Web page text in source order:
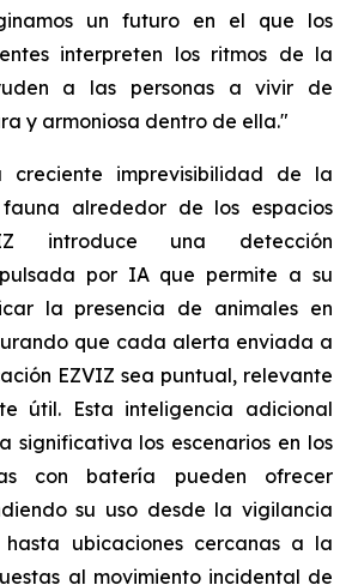
un futuro en el que los
interpreten los ritmos de la
a las personas a vivir de
y armoniosa dentro de ella."
imprevisibilidad de la
alrededor de los espacios
introduce una detección
por IA que permite a su
la presencia de animales en
que cada alerta enviada a
EZVIZ sea puntual, relevante
útil. Esta inteligencia adicional
significativa los escenarios en los
con batería pueden ofrecer
su uso desde la vigilancia
ubicaciones cercanas a la
al movimiento incidental de